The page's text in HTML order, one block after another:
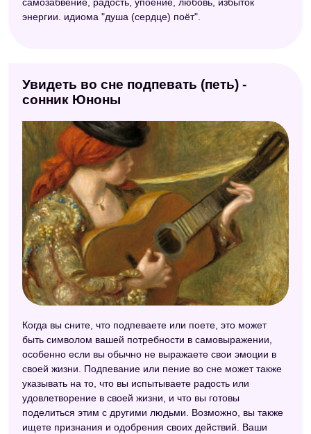
самозабвение, радость, упоение, любовь, избыток
энергии. идиома "душа (сердце) поёт".
Увидеть во сне подпевать (петь) -
сонник Юноны
Когда вы сните, что подпеваете или поете, это может
быть символом вашей потребности в самовыражении,
особенно если вы обычно не выражаете свои эмоции в
своей жизни. Подпевание или пение во сне может также
указывать на то, что вы испытываете радость или
удовлетворение в своей жизни, и что вы готовы
поделиться этим с другими людьми. Возможно, вы также
ищете признания и одобрения своих действий. Ваши